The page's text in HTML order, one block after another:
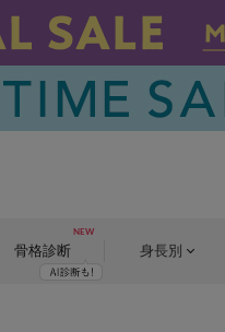
骨格診断 身長別